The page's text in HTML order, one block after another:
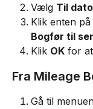
Vælg Til dato
Klik enten på
Bogfør til
Klik OK for
Fra Mileage
Gå til